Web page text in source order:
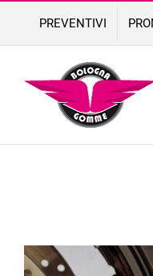
content
PREVENTIVI